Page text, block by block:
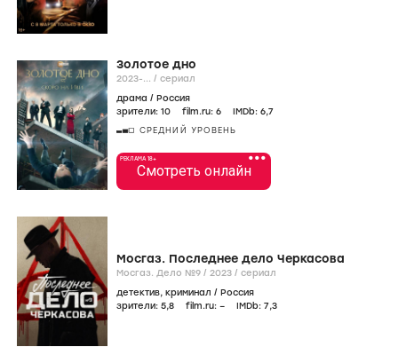
Золотое дно
2023-... / сериал
драма / Россия
зрители: 10 film.ru: 6 IMDb: 6,7
СРЕДНИЙ УРОВЕНЬ
•••
РЕКЛАМА 18+
Смотреть онлайн
Мосгаз. Последнее дело Черкасова
Мосгаз. Дело №9 / 2023 / сериал
детектив, криминал / Россия
зрители: 5,8 film.ru: – IMDb: 7,3